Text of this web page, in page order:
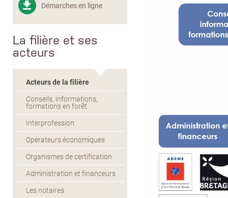
Démarches en ligne
La filière et ses
acteurs
Acteurs de la filière
Conseils, informations,
formations en forêt
Interprofession
Opérateurs économiques
Organismes de certification
Administration et financeurs
Les notaires